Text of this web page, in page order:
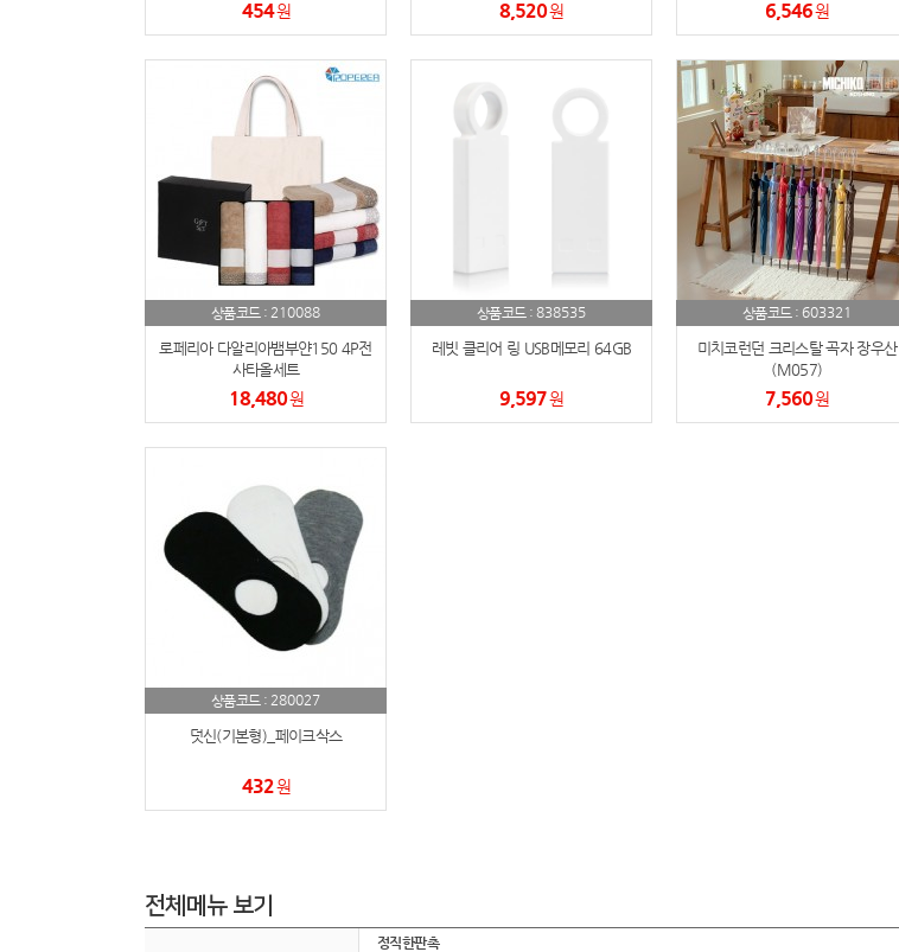
26 보냉
AP-100052
1 우산
2 AP-100062
3
13 송월타올
454원 8,520원 6,546원
상품코드 : 210088
로페리아 다알리아뱀부얀150 4P전
사타올세트
18,480원
상품코드 : 838535
레빗 클리어 링 USB메모리 64GB
9,597원
상품코드 : 603321
미치코런던 크리스탈 곡자 장우산
(M057)
7,560원
상품코드 : 280027
덧신(기본형)_페이크삭스
432원
전체메뉴 보기
정직한판촉